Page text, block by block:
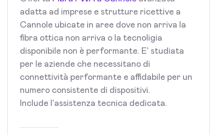
adatta ad imprese e strutture ricettive a
Cannole ubicate in aree dove non arriva la
fibra ottica non arriva o la tecnoligia
disponibile non è performante. E' studiata
per le aziende che necessitano di
connettività performante e affidabile per un
numero consistente di dispositivi.
Include l'assistenza tecnica dedicata.